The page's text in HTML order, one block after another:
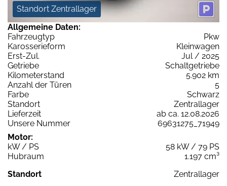
Standort Zentrallager
Allgemeine Daten:
Fahrzeugtyp
Pkw
Karosserieform
Kleinwagen
Erst-Zul.
Jul / 2025
Getriebe
Schaltgetriebe
Kilometerstand
5.902 km
Anzahl der Türen
5
Farbe
Schwarz
Standort
Zentrallager
Lieferzeit
ab ca. 12.08.2026
Unsere Nummer
69631275_71949
Motor:
kW / PS
58 kW / 79 PS
Hubraum
1.197 cm³
Standort
Zentrallager